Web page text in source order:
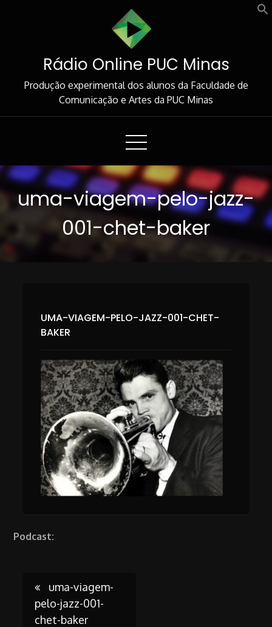
Rádio Online PUC Minas
Produção experimental dos alunos da Faculdade de
Comunicação e Artes da PUC Minas
uma-viagem-pelo-jazz-
001-chet-baker
UMA-VIAGEM-PELO-JAZZ-001-CHET-
BAKER
Podcast:
Post
uma-viagem-
pelo-jazz-001-
chet-baker